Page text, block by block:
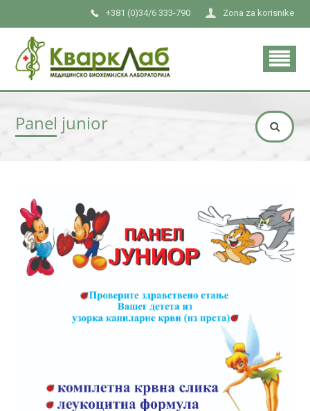
Zona za korisnike
+381 (0)34/6 333-790
Panel junior